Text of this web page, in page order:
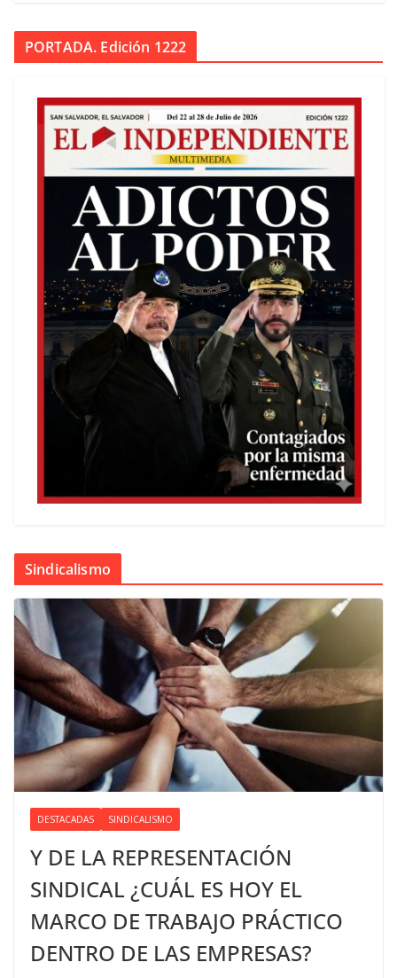
PORTADA. Edición 1222
Sindicalismo
DESTACADAS SINDICALISMO
Y DE LA REPRESENTACIÓN
SINDICAL ¿CUÁL ES HOY EL
MARCO DE TRABAJO PRÁCTICO
DENTRO DE LAS EMPRESAS?